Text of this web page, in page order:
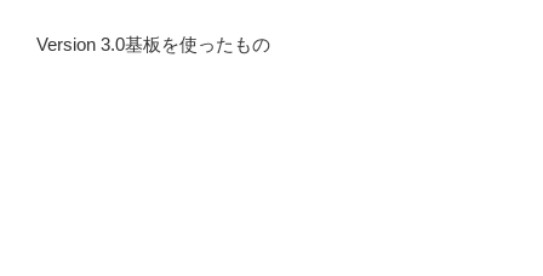
Version 3.0基板を使ったもの